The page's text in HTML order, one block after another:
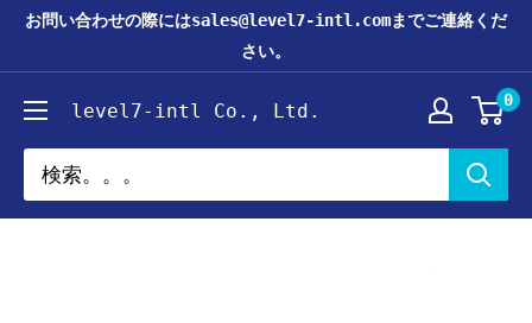
ス
お問い合わせの際にはsales@level7-intl.comまでご連絡くだ
さい。
level7-intl Co., Ltd. 0